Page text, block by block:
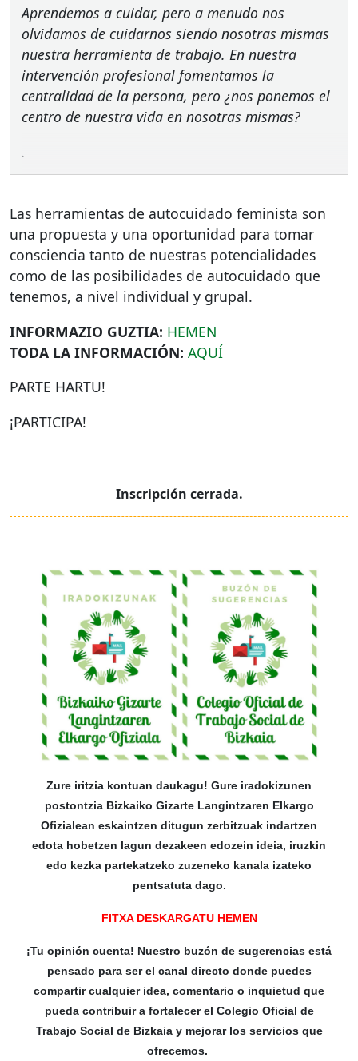
Aprendemos a cuidar, pero a menudo nos
olvidamos de cuidarnos siendo nosotras mismas
nuestra herramienta de trabajo. En nuestra
intervención profesional fomentamos la
centralidad de la persona, pero ¿nos ponemos el
centro de nuestra vida en nosotras mismas?
.
Las herramientas de autocuidado feminista son
una propuesta y una oportunidad para tomar
consciencia tanto de nuestras potencialidades
como de las posibilidades de autocuidado que
tenemos, a nivel individual y grupal.
INFORMAZIO GUZTIA: HEMEN
TODA LA INFORMACIÓN: AQUÍ
PARTE HARTU!
¡PARTICIPA!
Inscripción cerrada.
Zure iritzia kontuan daukagu! Gure iradokizunen
postontzia Bizkaiko Gizarte Langintzaren Elkargo
Ofizialean eskaintzen ditugun zerbitzuak indartzen
edota hobetzen lagun dezakeen edozein ideia, iruzkin
edo kezka partekatzeko zuzeneko kanala izateko
pentsatuta dago.
FITXA DESKARGATU HEMEN
¡Tu opinión cuenta! Nuestro buzón de sugerencias está
pensado para ser el canal directo donde puedes
compartir cualquier idea, comentario o inquietud que
pueda contribuir a fortalecer el Colegio Oficial de
Trabajo Social de Bizkaia y mejorar los servicios que
ofrecemos.